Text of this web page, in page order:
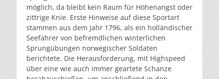
möglich, da bleibt kein Raum für Höhenangst oder
zittrige Knie. Erste Hinweise auf diese Sportart
stammen aus dem Jahr 1796, als ein holländischer
Seefahrer von befremdlichen winterlichen
Sprungübungen norwegischer Soldaten
berichtete. Die Herausforderung, mit Highspeed
über eine wie auch immer geartete Schanze